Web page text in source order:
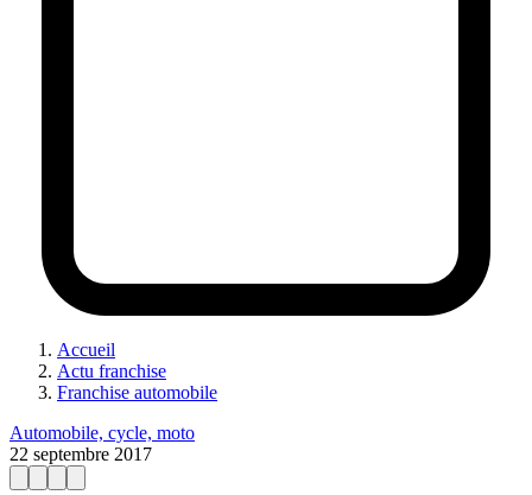
Accueil
Actu franchise
Franchise automobile
Automobile, cycle, moto
22 septembre 2017